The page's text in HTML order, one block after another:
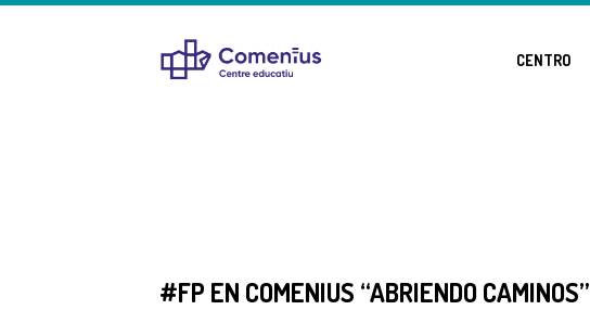
CENTRO
#FP EN COMENIUS “ABRIENDO CAMINOS”